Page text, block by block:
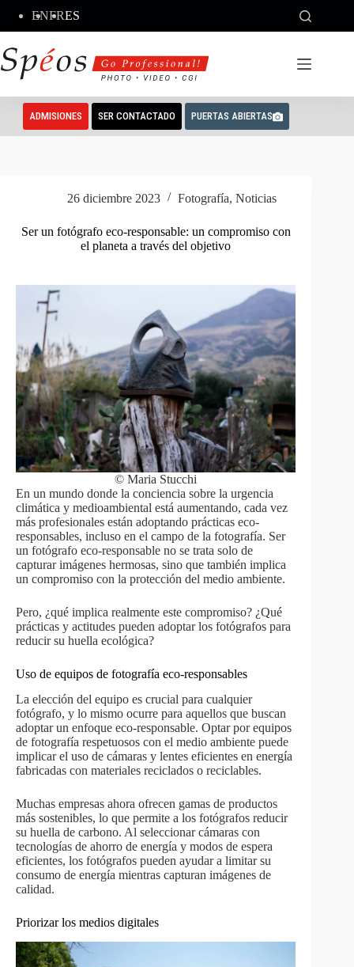
contenido
ENFRES
ADMISIONES SER CONTACTADO PUERTAS ABIERTAS
26 diciembre 2023 Fotografía, Noticias
Ser un fotógrafo eco-responsable: un compromiso con
el planeta a través del objetivo
© Maria Stucchi
En un mundo donde la conciencia sobre la urgencia
climática y medioambiental está aumentando, cada vez
más profesionales están adoptando prácticas eco-
responsables, incluso en el campo de la fotografía. Ser
un fotógrafo eco-responsable no se trata solo de
capturar imágenes hermosas, sino que también implica
un compromiso con la protección del medio ambiente.
Pero, ¿qué implica realmente este compromiso? ¿Qué
prácticas y actitudes pueden adoptar los fotógrafos para
reducir su huella ecológica?
Uso de equipos de fotografía eco-responsables
La elección del equipo es crucial para cualquier
fotógrafo, y lo mismo ocurre para aquellos que buscan
adoptar un enfoque eco-responsable. Optar por equipos
de fotografía respetuosos con el medio ambiente puede
implicar el uso de cámaras y lentes eficientes en energía
fabricadas con materiales reciclados o reciclables.
Muchas empresas ahora ofrecen gamas de productos
más sostenibles, lo que permite a los fotógrafos reducir
su huella de carbono. Al seleccionar cámaras con
tecnologías de ahorro de energía y modos de espera
eficientes, los fotógrafos pueden ayudar a limitar su
consumo de energía mientras capturan imágenes de
calidad.
Priorizar los medios digitales